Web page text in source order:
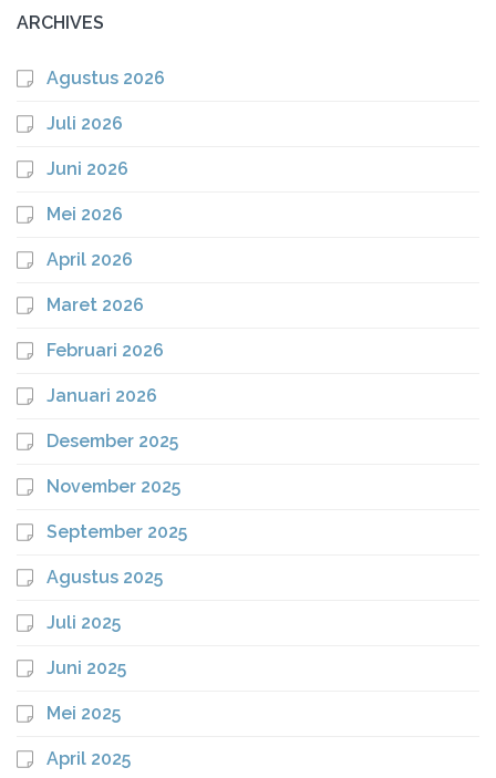
ARCHIVES
Agustus 2026
Juli 2026
Juni 2026
Mei 2026
April 2026
Maret 2026
Februari 2026
Januari 2026
Desember 2025
November 2025
September 2025
Agustus 2025
Juli 2025
Juni 2025
Mei 2025
April 2025